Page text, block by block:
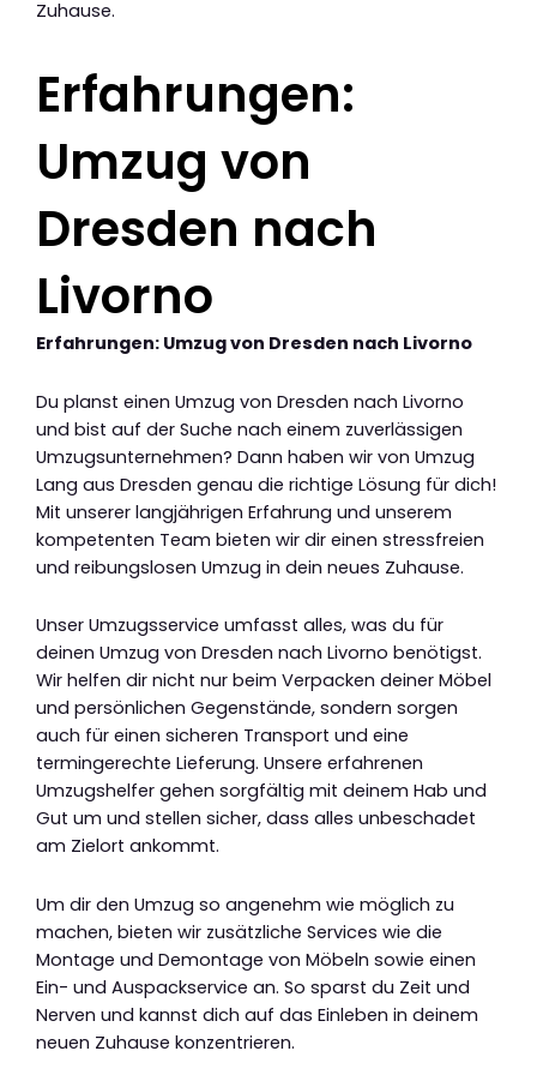
Zuhause.
Erfahrungen:
Umzug von
Dresden nach
Livorno
Erfahrungen: Umzug von Dresden nach Livorno
Du planst einen Umzug von Dresden nach Livorno
und bist auf der Suche nach einem zuverlässigen
Umzugsunternehmen? Dann haben wir von Umzug
Lang aus Dresden genau die richtige Lösung für dich!
Mit unserer langjährigen Erfahrung und unserem
kompetenten Team bieten wir dir einen stressfreien
und reibungslosen Umzug in dein neues Zuhause.
Unser Umzugsservice umfasst alles, was du für
deinen Umzug von Dresden nach Livorno benötigst.
Wir helfen dir nicht nur beim Verpacken deiner Möbel
und persönlichen Gegenstände, sondern sorgen
auch für einen sicheren Transport und eine
termingerechte Lieferung. Unsere erfahrenen
Umzugshelfer gehen sorgfältig mit deinem Hab und
Gut um und stellen sicher, dass alles unbeschadet
am Zielort ankommt.
Um dir den Umzug so angenehm wie möglich zu
machen, bieten wir zusätzliche Services wie die
Montage und Demontage von Möbeln sowie einen
Ein- und Auspackservice an. So sparst du Zeit und
Nerven und kannst dich auf das Einleben in deinem
neuen Zuhause konzentrieren.